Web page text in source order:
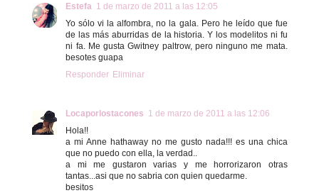
Estefa 1 de marzo de 2011 a las 12:05
Yo sólo vi la alfombra, no la gala. Pero he leído que fue
de las más aburridas de la historia. Y los modelitos ni fu
ni fa. Me gusta Gwitney paltrow, pero ninguno me mata.
besotes guapa
Responder Eliminar
Locaporlostacones 1 de marzo de 2011 a las 12:06
Hola!!
a mi Anne hathaway no me gusto nada!!! es una chica
que no puedo con ella, la verdad..
a mi me gustaron varias y me horrorizaron otras
tantas...asi que no sabria con quien quedarme.
besitos